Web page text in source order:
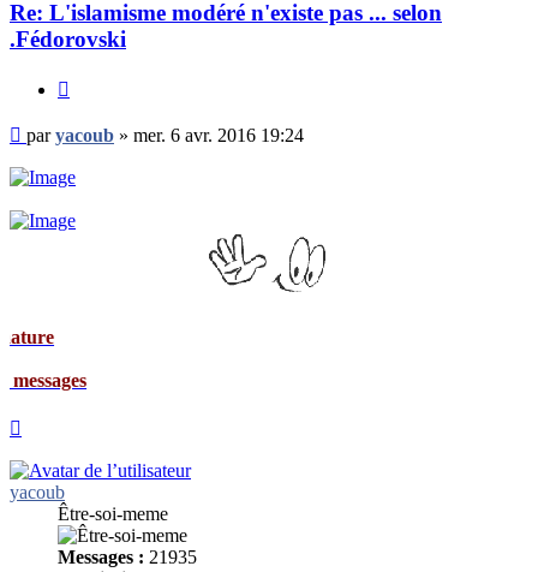
Re: L'islamisme modéré n'existe pas ... selon
.Fédorovski
Message
non
lu
paryacoub » mer. 6 avr. 2016 19:24
yacoub
Être-soi-meme
Messages : 21935